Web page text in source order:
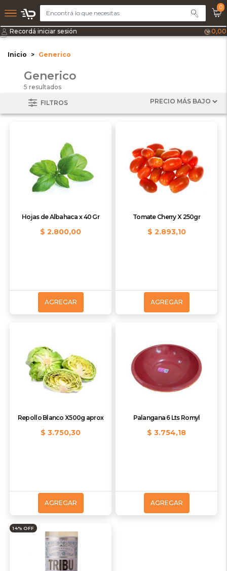
0
Recordá iniciar sesión 0,00
Inicio Generico
Generico
5 resultados
FILTROS
Hojas de Albahaca x 40 Gr
$ 2.800,00
AGREGAR
Tomate Cherry X 250gr
$ 2.893,10
AGREGAR
Repollo Blanco X500g aprox
$ 3.750,30
AGREGAR
Palangana 6 Lts Romyl
$ 3.754,18
AGREGAR
14% OFF